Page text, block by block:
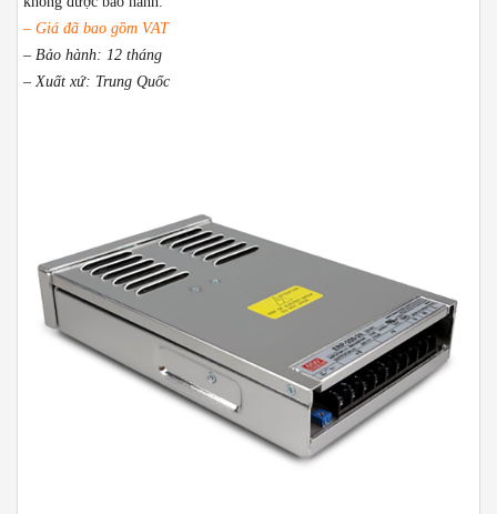
– Giá đã bao gồm VAT
– Bảo hành: 12 tháng
– Xuất xứ: Trung Quốc